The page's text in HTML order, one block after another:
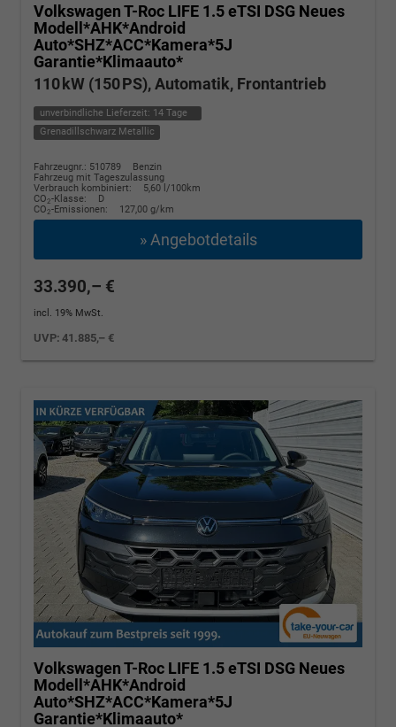
Volkswagen T-Roc LIFE 1.5 eTSI DSG Neues
Modell*AHK*Android
Auto*SHZ*ACC*Kamera*5J
Garantie*Klimaauto*
110 kW (150 PS), Automatik, Frontantrieb
unverbindliche Lieferzeit: 14 Tage
Grenadillschwarz Metallic
Fahrzeugnr.: 510789
Benzin
Fahrzeug mit Tageszulassung
Verbrauch kombiniert:
5,60 l/100km
CO2-Klasse:
D
CO2-Emissionen: 127,00 g/km
» Angebotdetails
33.390,– €
incl. 19% MwSt.
UVP:41.885,– €
Volkswagen T-Roc LIFE 1.5 eTSI DSG Neues
Modell*AHK*Android
Auto*SHZ*ACC*Kamera*5J
Garantie*Klimaauto*